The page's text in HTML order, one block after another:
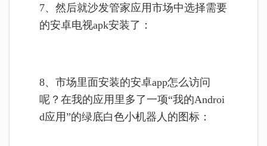
7、然后就沙发管家应用市场中选择需要
的安卓电视apk安装了：
8、市场里面安装的安卓app怎么访问
呢？在我的应用里多了一项“我的Androi
d应用”的绿底白色小机器人的图标：